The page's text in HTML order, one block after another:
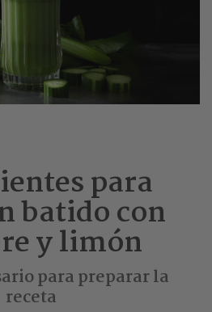
para
batido con
y limón
para preparar la
receta